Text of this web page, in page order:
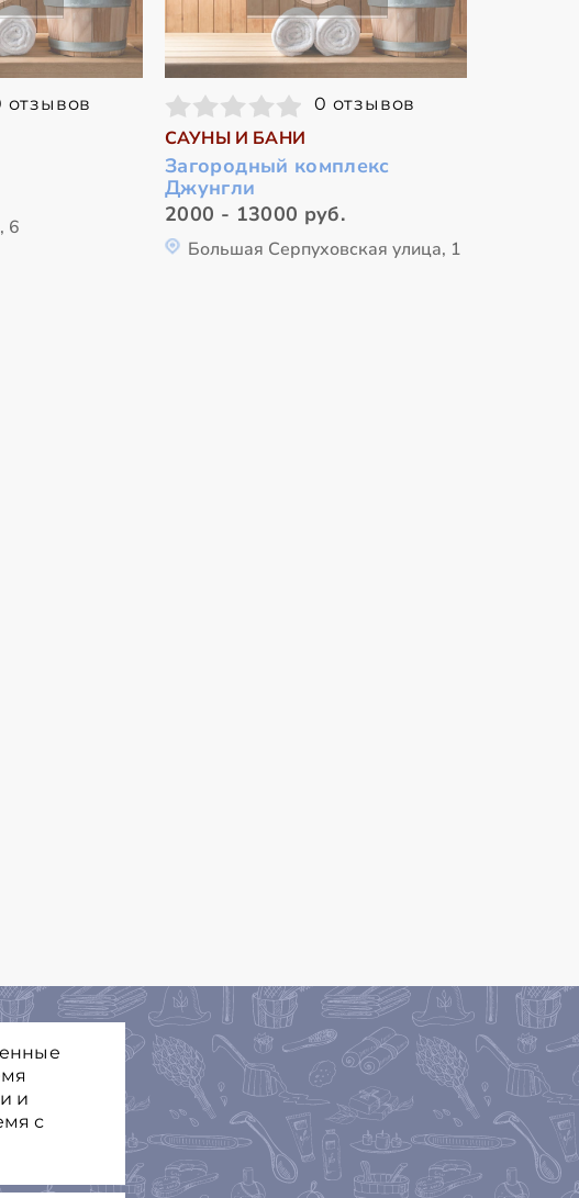
отзывов
6
0 отзывов
САУНЫ И БАНИ
Загородный комплекс
Джунгли
2000 - 13000 руб.
Большая Серпуховская улица, 1
и
с